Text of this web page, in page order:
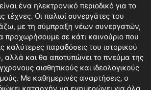
ένα ηλεκτρονικό περιοδικό για το
τέχνες. Οι παλιοί συνεργάτες του
με τη σύμπραξη νέων συνεργατών,
προχωρήσουμε σε κάτι καινούριο που
καλύτερες παραδόσεις του ιστορικού
αλλά και θα αποτυπώνει το πνεύμα της
αισθητικούς και ιδεολογικούς
Με καθημερινές αναρτήσεις, ο